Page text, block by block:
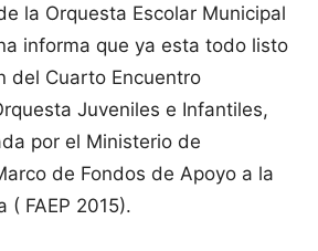
la Orquesta Escolar Municipal
informa que ya esta todo listo
del Cuarto Encuentro
Juveniles e Infantiles,
por el Ministerio de
de Fondos de Apoyo a la
( FAEP 2015).